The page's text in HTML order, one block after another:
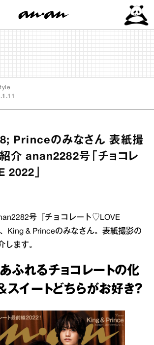
Princeのみなさん 表紙撮
介 anan2282号「チョコレ
2022」
号『チョコレート♡LOVE
King & Princeのみなさん。表紙撮影の
します。
ふれるチョコレートの化
スイートどちらがお好き？